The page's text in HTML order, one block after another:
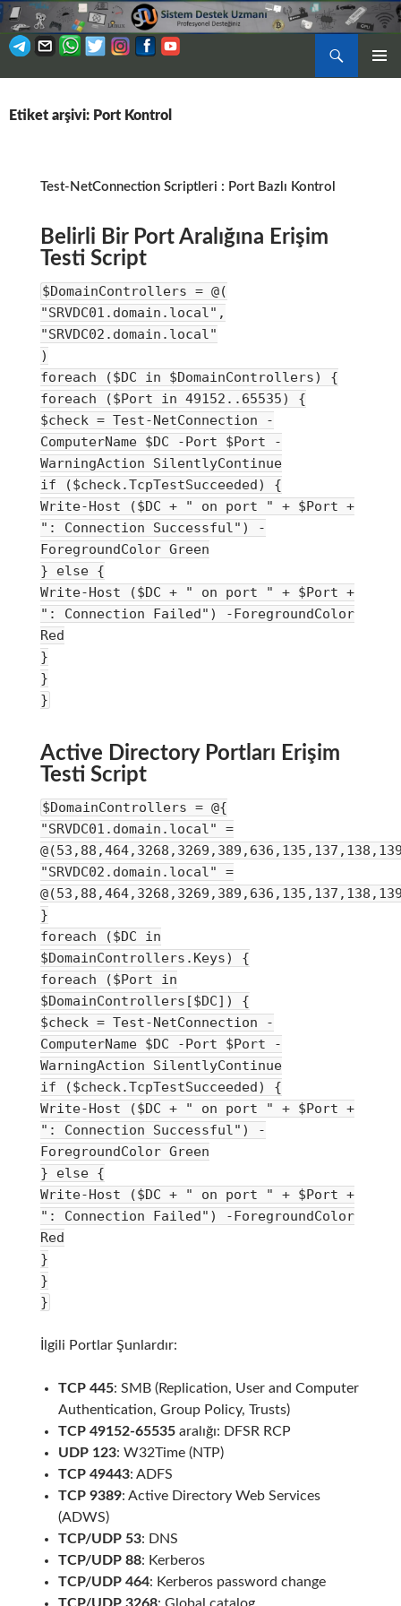
Ara
ATLA
Etiket arşivi: Port Kontrol
Test-NetConnection Scriptleri : Port Bazlı Kontrol
Belirli Bir Port Aralığına Erişim
Testi Script
$DomainControllers = @(
"SRVDC01.domain.local",
"SRVDC02.domain.local"
)
foreach ($DC in $DomainControllers) {
foreach ($Port in 49152..65535) {
$check = Test-NetConnection -
ComputerName $DC -Port $Port -
WarningAction SilentlyContinue
if ($check.TcpTestSucceeded) {
Write-Host ($DC + " on port " + $Port +
": Connection Successful") -
ForegroundColor Green
} else {
Write-Host ($DC + " on port " + $Port +
": Connection Failed") -ForegroundColor
Red
}
}
}
Active Directory Portları Erişim
Testi Script
$DomainControllers = @{
"SRVDC01.domain.local" =
"SRVDC02.domain.local" =
}
foreach ($DC in
$DomainControllers.Keys) {
foreach ($Port in
$DomainControllers[$DC]) {
$check = Test-NetConnection -
ComputerName $DC -Port $Port -
WarningAction SilentlyContinue
if ($check.TcpTestSucceeded) {
Write-Host ($DC + " on port " + $Port +
": Connection Successful") -
ForegroundColor Green
} else {
Write-Host ($DC + " on port " + $Port +
": Connection Failed") -ForegroundColor
Red
}
}
}
İlgili Portlar Şunlardır:
TCP 445: SMB (Replication, User and Computer
Authentication, Group Policy, Trusts)
TCP 49152-65535aralığı: DFSR RCP
UDP 123: W32Time (NTP)
TCP 49443: ADFS
TCP 9389: Active Directory Web Services
(ADWS)
TCP/UDP 53: DNS
TCP/UDP 88: Kerberos
TCP/UDP 464: Kerberos password change
TCP/UDP 3268: Global catalog